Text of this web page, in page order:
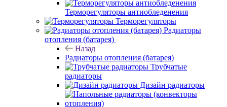
Терморегуляторы антиобледенения
Терморегуляторы
Радиаторы
отопления (батарея)
Назад
Радиаторы отопления (батарея)
Трубчатые
радиаторы
Дизайн радиаторы